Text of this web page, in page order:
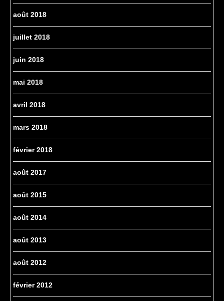
août 2018
juillet 2018
juin 2018
mai 2018
avril 2018
mars 2018
février 2018
août 2017
août 2015
août 2014
août 2013
août 2012
février 2012